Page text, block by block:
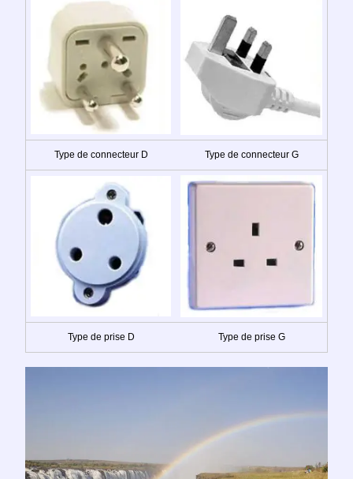
Type de connecteur D Type de connecteur G
Type de prise D Type de prise G